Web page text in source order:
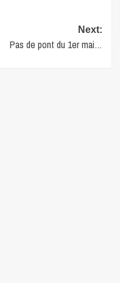
Next:
Pas de pont du 1er mai…